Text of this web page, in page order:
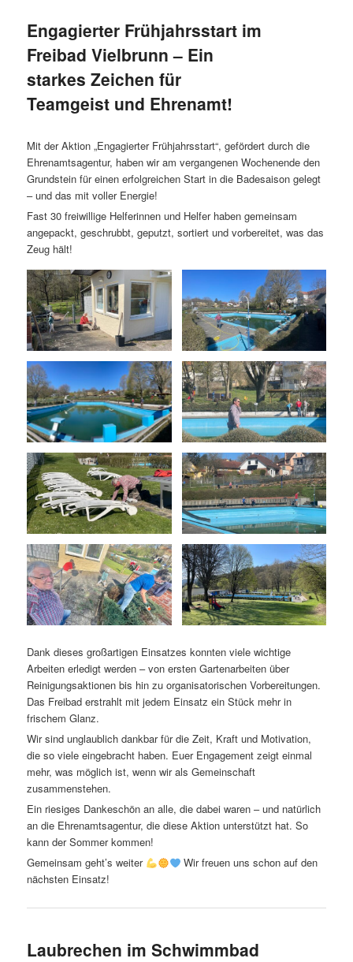
Engagierter Frühjahrsstart im
Freibad Vielbrunn – Ein
starkes Zeichen für
Teamgeist und Ehrenamt!
Mit der Aktion „Engagierter Frühjahrsstart“, gefördert durch die
Ehrenamtsagentur, haben wir am vergangenen Wochenende den
Grundstein für einen erfolgreichen Start in die Badesaison gelegt
– und das mit voller Energie!
Fast 30 freiwillige Helferinnen und Helfer haben gemeinsam
angepackt, geschrubbt, geputzt, sortiert und vorbereitet, was das
Zeug hält!
Dank dieses großartigen Einsatzes konnten viele wichtige
Arbeiten erledigt werden – von ersten Gartenarbeiten über
Reinigungsaktionen bis hin zu organisatorischen Vorbereitungen.
Das Freibad erstrahlt mit jedem Einsatz ein Stück mehr in
frischem Glanz.
Wir sind unglaublich dankbar für die Zeit, Kraft und Motivation,
die so viele eingebracht haben. Euer Engagement zeigt einmal
mehr, was möglich ist, wenn wir als Gemeinschaft
zusammenstehen.
Ein riesiges Dankeschön an alle, die dabei waren – und natürlich
an die Ehrenamtsagentur, die diese Aktion unterstützt hat. So
kann der Sommer kommen!
Gemeinsam geht’s weiter
Wir freuen uns schon auf den
nächsten Einsatz!
Laubrechen im Schwimmbad